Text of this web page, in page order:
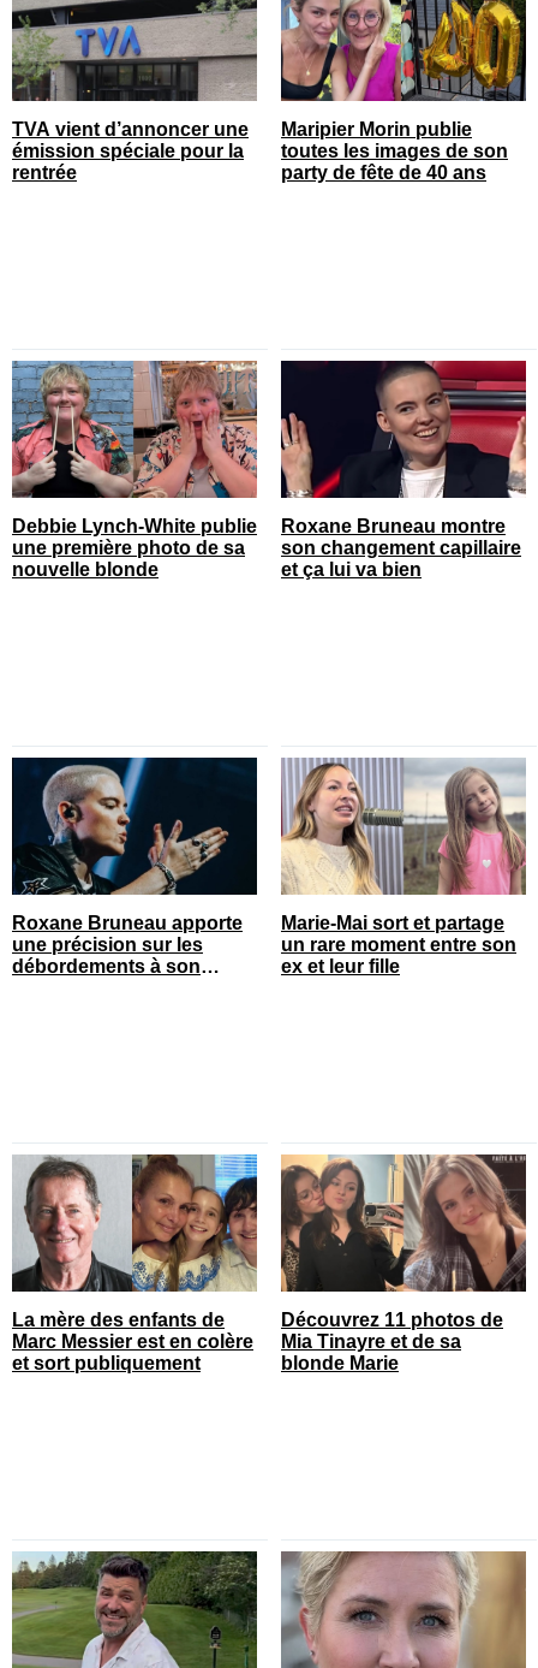
TVA vient d’annoncer une
émission spéciale pour la
rentrée
Maripier Morin publie
toutes les images de son
party de fête de 40 ans
Debbie Lynch-White publie
une première photo de sa
nouvelle blonde
Roxane Bruneau montre
son changement capillaire
et ça lui va bien
Roxane Bruneau apporte
une précision sur les
débordements à son
Marie-Mai sort et partage
un rare moment entre son
ex et leur fille
La mère des enfants de
Marc Messier est en colère
et sort publiquement
Découvrez 11 photos de
Mia Tinayre et de sa
blonde Marie